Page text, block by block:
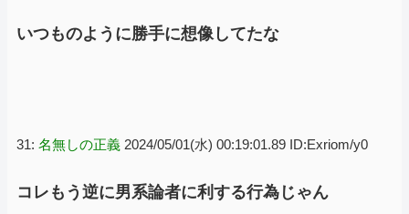
いつものように勝手に想像してたな
31: 名無しの正義 2024/05/01(水) 00:19:01.89 ID:Exriom/y0
コレもう逆に男系論者に利する行為じゃん